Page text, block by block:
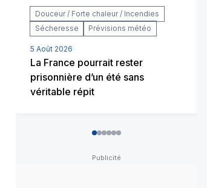
Douceur / Forte chaleur /
Prévisions météo
La fraîcheur ne va pas
chaleur prépare son retour
012345